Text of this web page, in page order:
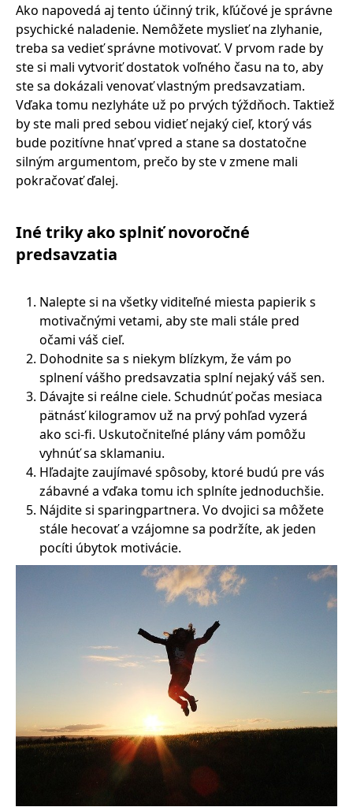
Ako napovedá aj tento účinný trik, kľúčové je správne
psychické naladenie. Nemôžete myslieť na zlyhanie,
treba sa vedieť správne motivovať. V prvom rade by
ste si mali vytvoriť dostatok voľného času na to, aby
ste sa dokázali venovať vlastným predsavzatiam.
Vďaka tomu nezlyháte už po prvých týždňoch. Taktiež
by ste mali pred sebou vidieť nejaký cieľ, ktorý vás
bude pozitívne hnať vpred a stane sa dostatočne
silným argumentom, prečo by ste v zmene mali
pokračovať ďalej.
Iné triky ako splniť novoročné
predsavzatia
Nalepte si na všetky viditeľné miesta papierik s
motivačnými vetami, aby ste mali stále pred
očami váš cieľ.
Dohodnite sa s niekym blízkym, že vám po
splnení vášho predsavzatia splní nejaký váš sen.
Dávajte si reálne ciele. Schudnúť počas mesiaca
pätnásť kilogramov už na prvý pohľad vyzerá
ako sci-fi. Uskutočniteľné plány vám pomôžu
vyhnúť sa sklamaniu.
Hľadajte zaujímavé spôsoby, ktoré budú pre vás
zábavné a vďaka tomu ich splníte jednoduchšie.
Nájdite si sparingpartnera. Vo dvojici sa môžete
stále hecovať a vzájomne sa podržíte, ak jeden
pocíti úbytok motivácie.